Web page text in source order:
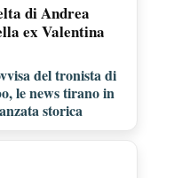
di Andrea
ex Valentina
del tronista di
le news tirano in
storica